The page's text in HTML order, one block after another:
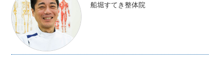
船堀すてき整体院